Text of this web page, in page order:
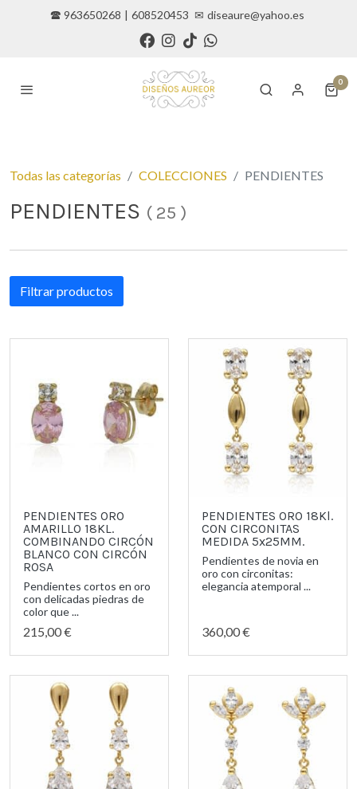
🕿 963650268 | 608520453 ✉ diseaure@yahoo.es
0
Todas las categorías COLECCIONES PENDIENTES
PENDIENTES ( 25 )
Filtrar productos
PENDIENTES ORO
AMARILLO 18KL.
COMBINANDO CIRCÓN
BLANCO CON CIRCÓN
ROSA
Pendientes cortos en oro
con delicadas piedras de
color que ...
215,00 €
PENDIENTES ORO 18Kl.
CON CIRCONITAS
MEDIDA 5x25MM.
Pendientes de novia en
oro con circonitas:
elegancia atemporal ...
360,00 €